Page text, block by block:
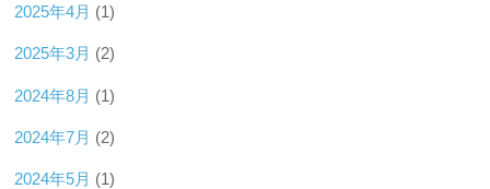
2025年4月 (1)
2025年3月 (2)
2024年8月 (1)
2024年7月 (2)
2024年5月 (1)